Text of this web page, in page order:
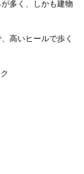
多く、しかも建物
高いヒールで歩く